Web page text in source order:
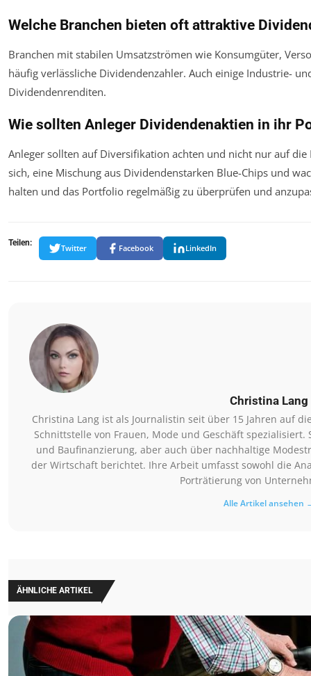
Welche Branchen bieten oft attraktive
Branchen mit stabilen Umsatzströmen wie Konsumgüter,
häufig verlässliche Dividendenzahler. Auch einige Industrie-
Dividendenrenditen.
Wie sollten Anleger Dividendenaktien in ihr
Anleger sollten auf Diversifikation achten und nicht nur auf
sich, eine Mischung aus Dividendenstarken Blue-Chips und
halten und das Portfolio regelmäßig zu überprüfen und
Teilen:
Twitter Facebook LinkedIn
Christina Lang
Christina Lang ist als Journalistin seit über 15 Jahren auf
Schnittstelle von Frauen, Mode und Geschäft
und Baufinanzierung, aber auch über nachhaltige
der Wirtschaft berichtet. Ihre Arbeit umfasst sowohl die
Porträtierung von
Alle Artikel ansehen
ÄHNLICHE ARTIKEL